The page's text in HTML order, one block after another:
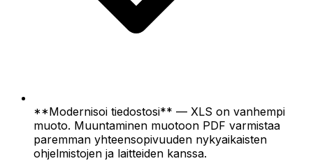
**Modernisoi tiedostosi** — XLS on vanhempi
muoto. Muuntaminen muotoon PDF varmistaa
paremman yhteensopivuuden nykyaikaisten
ohjelmistojen ja laitteiden kanssa.